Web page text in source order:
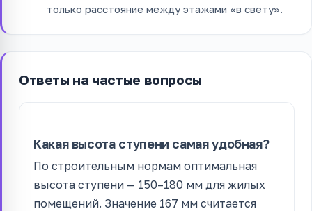
только расстояние между этажами «в свету».
Ответы на частые вопросы
Какая высота ступени самая удобная?
По строительным нормам оптимальная
высота ступени — 150–180 мм для жилых
помещений. Значение 167 мм считается